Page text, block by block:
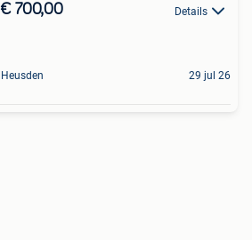
€ 700,00 Details
Heusden 29 jul 26